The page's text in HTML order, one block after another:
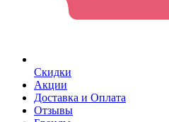
Скидки
Акции
Доставка и Оплата
Отзывы